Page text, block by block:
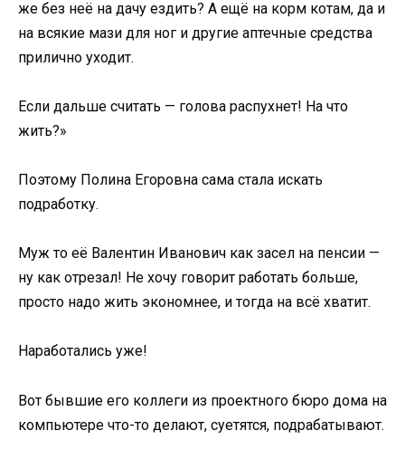
же без неё на дачу ездить? А ещё на корм котам, да и
на всякие мази для ног и другие аптечные средства
прилично уходит.
Если дальше считать — голова распухнет! На что
жить?»
Поэтому Полина Егоровна сама стала искать
подработку.
Муж то её Валентин Иванович как засел на пенсии —
ну как отрезал! Не хочу говорит работать больше,
просто надо жить экономнее, и тогда на всё хватит.
Наработались уже!
Вот бывшие его коллеги из проектного бюро дома на
компьютере что-то делают, суетятся, подрабатывают.